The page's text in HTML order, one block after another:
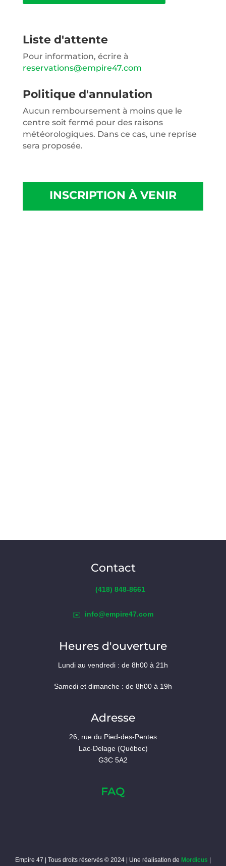
Liste d'attente
Pour information, écrire à
reservations@empire47.com
Politique d'annulation
Aucun remboursement à moins que le
centre soit fermé pour des raisons
météorologiques. Dans ce cas, une reprise
sera proposée.
INSCRIPTION À VENIR
Contact
(418) 848-8661
✉️ info@empire47.com
Heures d'ouverture
Lundi au vendredi : de 8h00 à 21h
Samedi et dimanche : de 8h00 à 19h
Adresse
26, rue du Pied-des-Pentes
Lac-Delage (Québec)
G3C 5A2
FAQ
Empire 47 | Tous droits réservés © 2024 | Une réalisation de Mordicus |